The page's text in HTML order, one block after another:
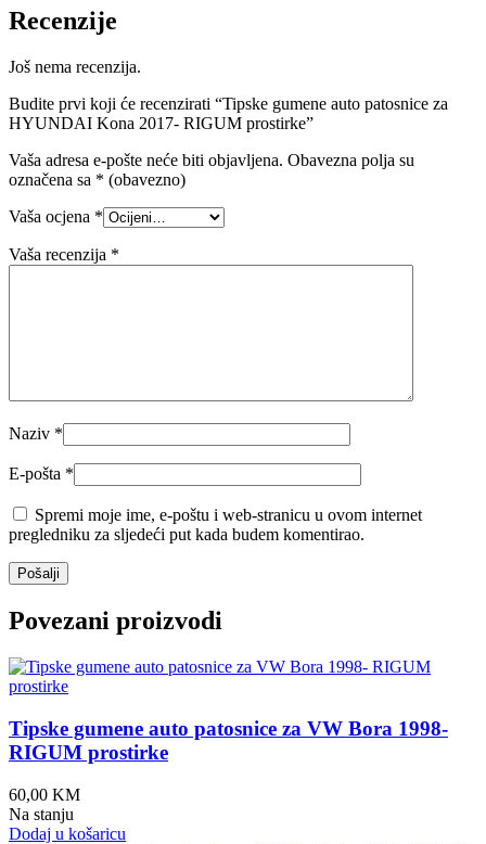
Recenzije
Još nema recenzija.
Budite prvi koji će recenzirati “Tipske gumene auto patosnice za
HYUNDAI Kona 2017- RIGUM prostirke”
Vaša adresa e-pošte neće biti objavljena. Obavezna polja su
označena sa * (obavezno)
Vaša ocjena *
Vaša recenzija *
Naziv *
E-pošta *
Spremi moje ime, e-poštu i web-stranicu u ovom internet
pregledniku za sljedeći put kada budem komentirao.
Povezani proizvodi
Tipske gumene auto patosnice za VW Bora 1998-
RIGUM prostirke
60,00 KM
Na stanju
Dodaj u košaricu